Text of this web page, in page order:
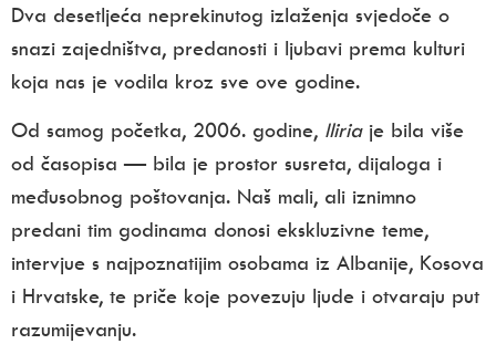
Dva desetljeća neprekinutog izlaženja svjedoče o
snazi zajedništva, predanosti i ljubavi prema kulturi
koja nas je vodila kroz sve ove godine.
Od samog početka, 2006. godine, Iliriaje bila više
od časopisa — bila je prostor susreta, dijaloga i
međusobnog poštovanja. Naš mali, ali iznimno
predani tim godinama donosi ekskluzivne teme,
intervjue s najpoznatijim osobama iz Albanije, Kosova
i Hrvatske, te priče koje povezuju ljude i otvaraju put
razumijevanju.